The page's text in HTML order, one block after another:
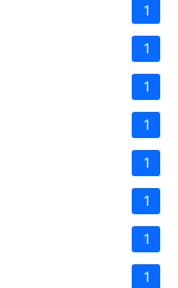
1
1
1
1
1
1
1
1